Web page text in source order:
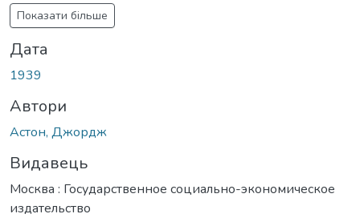
Показати більше
Дата
1939
Автори
Астон, Джордж
Видавець
Москва : Государственное социально-экономическое
издательство